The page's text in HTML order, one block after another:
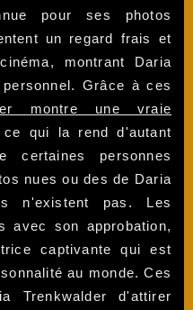
pour ses photos
un regard frais et
montrant Daria
Grâce à ces
montre une vraie
qui la rend d'autant
certaines personnes
nues ou des de Daria
n'existent pas. Les
avec son approbation,
captivante qui est
au monde. Ces
Trenkwalder d'attirer